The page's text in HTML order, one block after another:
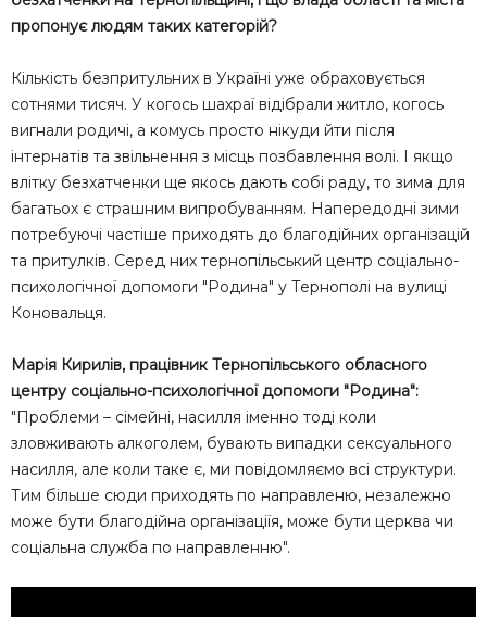
пропонує людям таких категорій?
Кількість безпритульних в Україні уже обраховується
сотнями тисяч. У когось шахраї відібрали житло, когось
вигнали родичі, а комусь просто нікуди йти після
інтернатів та звільнення з місць позбавлення волі. І якщо
влітку безхатченки ще якось дають собі раду, то зима для
багатьох є страшним випробуванням. Напередодні зими
потребуючі частіше приходять до благодійних організацій
та притулків. Серед них тернопільський центр соціально-
психологічної допомоги "Родина" у Тернополі на вулиці
Коновальця.
Марія Кирилів, працівник Тернопільського обласного
центру соціально-психологічної допомоги "Родина":
"Проблеми – сімейні, насилля іменно тоді коли
зловживають алкоголем, бувають випадки сексуального
насилля, але коли таке є, ми повідомляємо всі структури.
Тим більше сюди приходять по направленю, незалежно
може бути благодійна організаціїя, може бути церква чи
соціальна служба по направленню".